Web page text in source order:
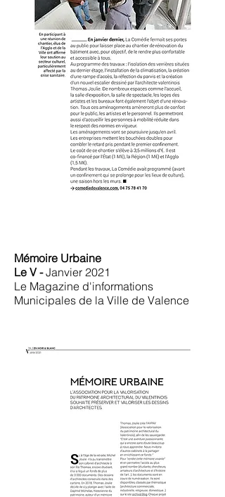
Mémoire Urbaine
Le V -Janvier 2021
Le Magazine d'informations
Municipales de la Ville de Valence